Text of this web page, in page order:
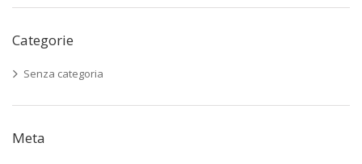
Categorie
Senza categoria
Meta